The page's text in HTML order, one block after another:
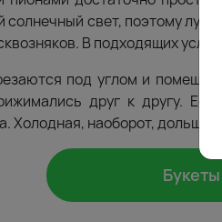
солнечный свет, поэтому
В подходящих
под углом и
друг к другу.
Холодная, наоборот, дольше